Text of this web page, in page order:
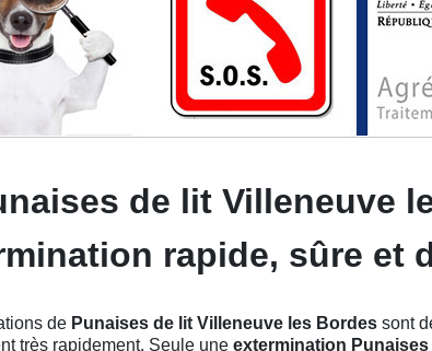
de lit Villeneuve
rapide, sûre et
de Punaises de lit Villeneuve les Bordes sont
très rapidement. Seule une extermination